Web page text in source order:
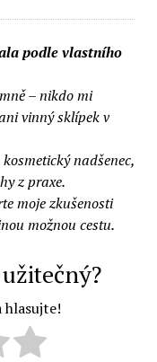
podle vlastního
– nikdo mi
vinný sklípek v
nadšenec,
z praxe.
moje zkušenosti
možnou cestu.
hlasujte!